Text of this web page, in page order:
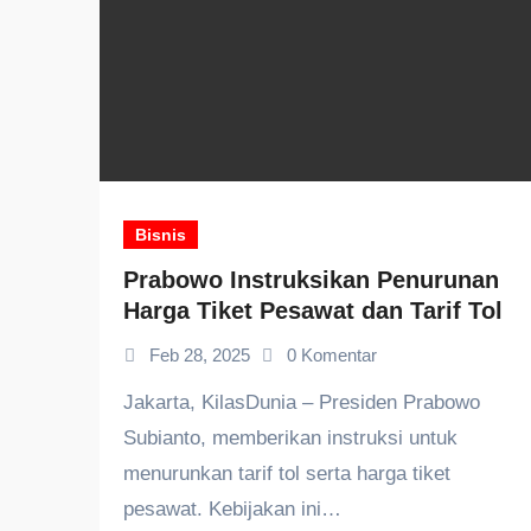
Bisnis
Prabowo Instruksikan Penurunan
Harga Tiket Pesawat dan Tarif Tol
Feb 28, 2025 0 Komentar
Jakarta, KilasDunia – Presiden Prabowo
Subianto, memberikan instruksi untuk
menurunkan tarif tol serta harga tiket
pesawat. Kebijakan ini…